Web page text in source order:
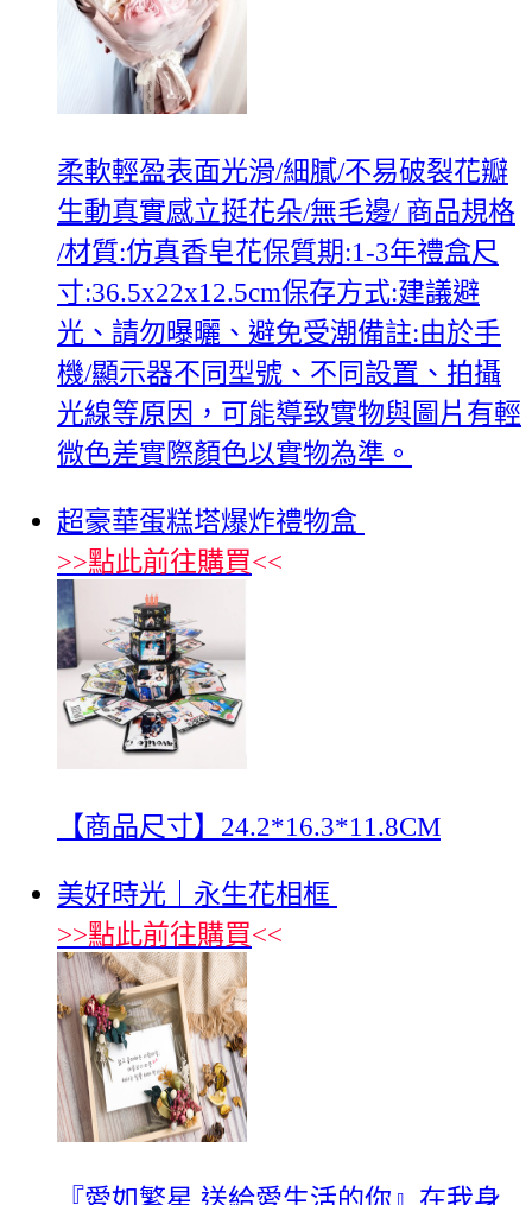
柔軟輕盈表面光滑/細膩/不易破裂花瓣
生動真實感立挺花朵/無毛邊/ 商品規格
/材質:仿真香皂花保質期:1-3年禮盒尺
寸:36.5x22x12.5cm保存方式:建議避
光、請勿曝曬、避免受潮備註:由於手
機/顯示器不同型號、不同設置、拍攝
光線等原因，可能導致實物與圖片有輕
微色差實際顏色以實物為準。
超豪華蛋糕塔爆炸禮物盒
>>點此前往購買<<
【商品尺寸】24.2*16.3*11.8CM
美好時光｜永生花相框
>>點此前往購買<<